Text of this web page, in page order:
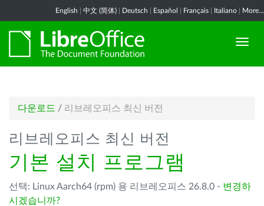
English 中文 (简体) Deutsch Español Français Italiano More...
다운로드 / 리브레오피스 최신 버전
리브레오피스 최신 버전
기본 설치 프로그램
선택: Linux Aarch64 (rpm) 용 리브레오피스 26.8.0 - 변경하
시겠습니까?